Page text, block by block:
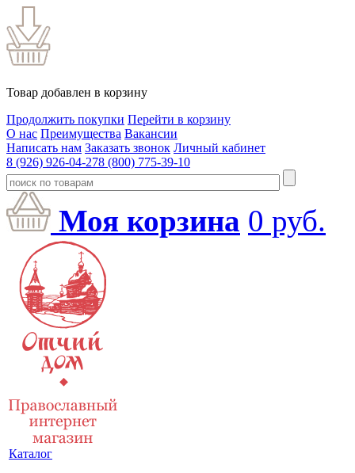
Товар добавлен в корзину
Продолжить покупки Перейти в корзину
О нас Преимущества Вакансии
Написать нам Заказать звонок Личный кабинет
8 (926) 926-04-278 (800) 775-39-10
Моя корзина 0 руб.
Каталог